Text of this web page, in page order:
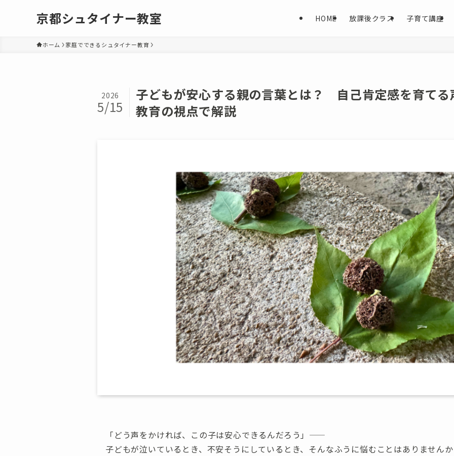
京都シュタイナー教室 HOME 放課後クラス 子育て講座
ホーム 家庭でできるシュタイナー教育
子どもが安心する親の言葉とは？ 自己肯定感を育てる
教育の視点で解説
2026
5/15
「どう声をかければ、この子は安心できるんだろう」——
子どもが泣いているとき、不安そうにしているとき、そんなふうに悩むことはありません